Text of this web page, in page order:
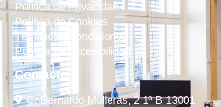
Política de Privacidad
Política de Cookies
Términos y condiciones
Política de Accesibilidad
Contacto
C/ Bernardo Mulleras, 2 1º B 13001